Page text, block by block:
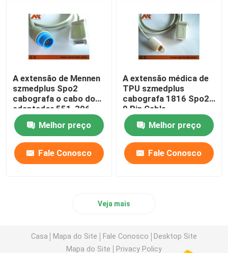
A extensão de Mennen
szmedplus Spo2
cabografa o cabo do
adaptador 551-306-
321 SpO2
Melhor preço
Fale Conosco
A extensão médica de
TPU szmedplus
cabografa 1816 Spo2
9 Pin Cable
Melhor preço
Fale Conosco
Veja mais
Casa Mapa do Site Fale Conosco
Desktop Site
Mapa do Site
Privacy Policy